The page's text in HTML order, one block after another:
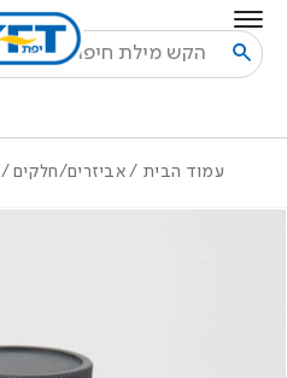
Skip to Content
חיפוש
עמוד הבית / אביזרים/חלקים/
בחזרה למעלה